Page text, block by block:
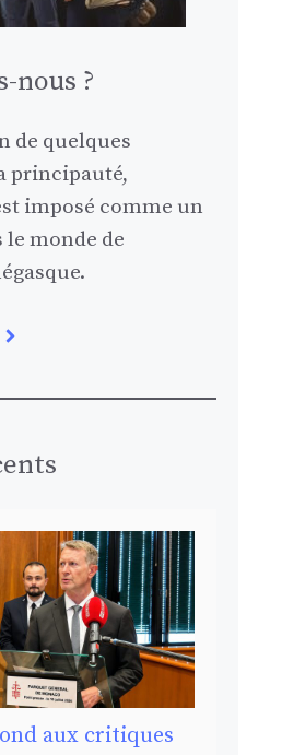
nous ?
de quelques
principauté,
imposé comme un
le monde de
aux critiques